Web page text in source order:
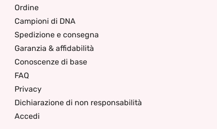
Ordine
Campioni di DNA
Spedizione e consegna
Garanzia & affidabilità
Conoscenze di base
FAQ
Privacy
Dichiarazione di non responsabilità
Accedi